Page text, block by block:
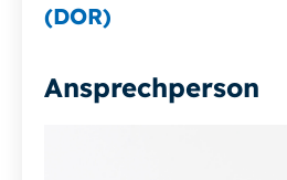
(DOR)
Ansprechperson